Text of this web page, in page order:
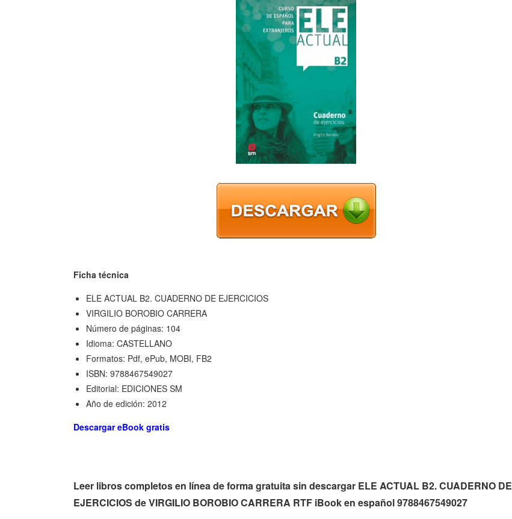
Ficha técnica
ELE ACTUAL B2. CUADERNO DE EJERCICIOS
VIRGILIO BOROBIO CARRERA
Número de páginas: 104
Idioma: CASTELLANO
Formatos: Pdf, ePub, MOBI, FB2
ISBN: 9788467549027
Editorial: EDICIONES SM
Año de edición: 2012
Descargar eBook gratis
Leer libros completos en línea de forma gratuita sin descargar ELE ACTUAL B2. CUADERNO DE
EJERCICIOS de VIRGILIO BOROBIO CARRERA RTF iBook en español 9788467549027